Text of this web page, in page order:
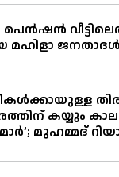
മഹിളാ ജനതാദൾ
കയ്യും
മുഹമ്മദ്